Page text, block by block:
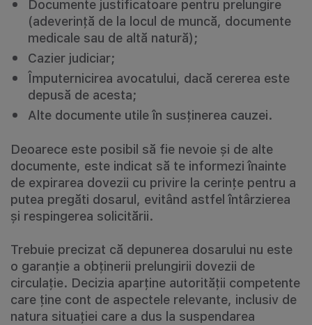
Documente justificatoare pentru prelungire
(adeverință de la locul de muncă, documente
medicale sau de altă natură);
Cazier judiciar;
Împuternicirea avocatului, dacă cererea este
depusă de acesta;
Alte documente utile în susținerea cauzei.
Deoarece este posibil să fie nevoie și de alte
documente, este indicat să te informezi înainte
de expirarea dovezii cu privire la cerințe pentru a
putea pregăti dosarul, evitând astfel întârzierea
și respingerea solicitării.
Trebuie precizat că depunerea dosarului nu este
o garanție a obținerii prelungirii dovezii de
circulație. Decizia aparține autorității competente
care ține cont de aspectele relevante, inclusiv de
natura situației care a dus la suspendarea